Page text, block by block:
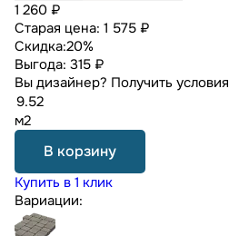
1 260 ₽
Старая цена: 1 575 ₽
Скидка:20%
Выгода: 315 ₽
Вы дизайнер? Получить условия
м2
В корзину
Купить в 1 клик
Вариации: